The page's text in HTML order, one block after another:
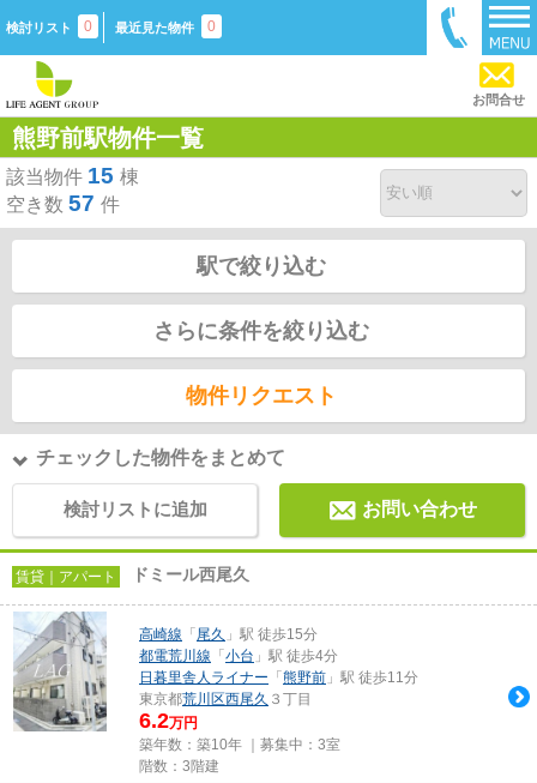
検討リスト 0 最近見た物件 0
お問合せ
熊野前駅物件一覧
該当物件 15 棟
空き数 57 件
駅で絞り込む
さらに条件を絞り込む
物件リクエスト
チェックした物件をまとめて
検討リストに追加 お問い合わせ
賃貸｜アパート ドミール西尾久
高崎線 「 尾久 」駅 徒歩15分
都電荒川線 「 小台 」駅 徒歩4分
日暮里舎人ライナー 「 熊野前 」駅 徒歩11分
東京都荒川区西尾久 ３丁目
6.2万円
築年数：築10年 ｜募集中： 3室
階数：3階建